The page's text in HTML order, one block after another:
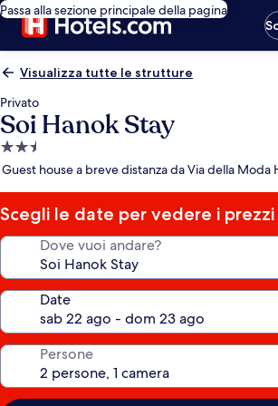
Passa alla sezione principale della pagina
Visualizza tutte le strutture
Privato
Soi Hanok Stay
Struttura
a
stelle
Guest house a breve distanza da Via della
Scegli le date per vedere i prezzi
Dove vuoi andare?
Date
Persone